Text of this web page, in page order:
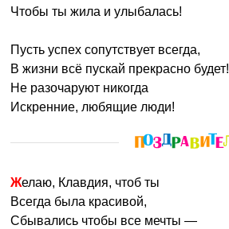
Чтобы ты жила и улыбалась!
Пусть успех сопутствует всегда,
В жизни всё пускай прекрасно будет!
Не разочаруют никогда
Искренние, любящие люди!
Желаю, Клавдия, чтоб ты
Всегда была красивой,
Сбывались чтобы все мечты —